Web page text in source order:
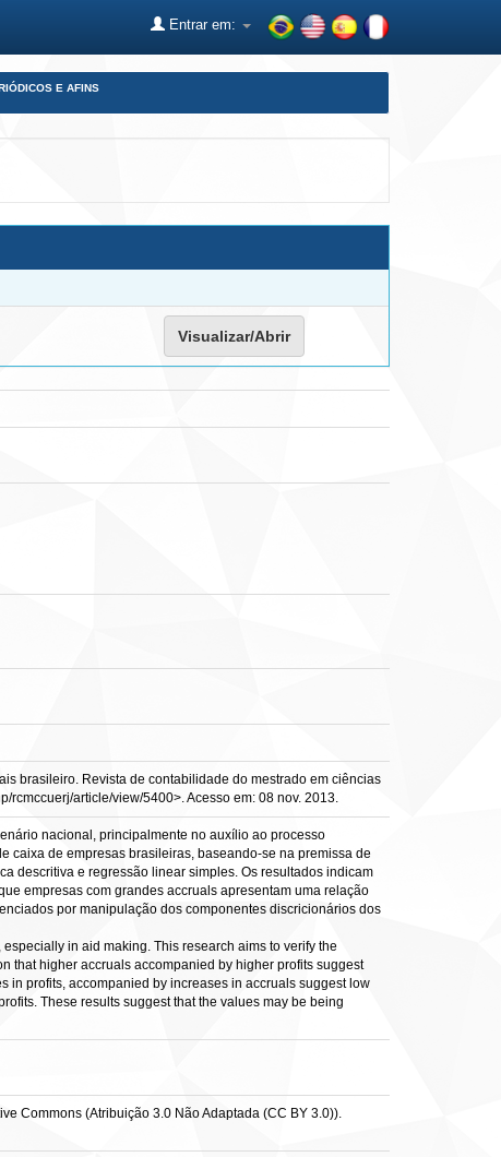
Entrar em:
E AFINS
Visualizar/Abrir
brasileiro. Revista de contabilidade do mestrado em ciências
rcmccuerj/article/view/5400>. Acesso em: 08 nov. 2013.
nacional, principalmente no auxílio ao processo
caixa de empresas brasileiras, baseando-se na premissa de
descritiva e regressão linear simples. Os resultados indicam
empresas com grandes accruals apresentam uma relação
por manipulação dos componentes discricionários dos
in aid making. This research aims to verify the
that higher accruals accompanied by higher profits suggest
in profits, accompanied by increases in accruals suggest low
These results suggest that the values may be being
Commons (Atribuição 3.0 Não Adaptada (CC BY 3.0)).